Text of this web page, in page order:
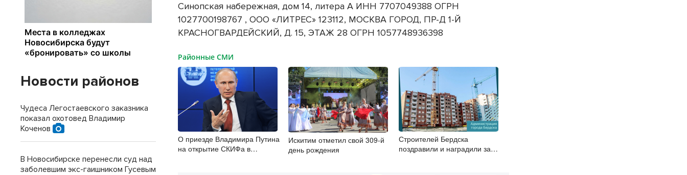
Синопская набережная, дом 14, литера А ИНН 7707049388 ОГРН
1027700198767 , ООО «ЛИТРЕС» 123112, МОСКВА ГОРОД, ПР-Д 1-Й
КРАСНОГВАРДЕЙСКИЙ, Д. 15, ЭТАЖ 28 ОГРН 1057748936398
Районные СМИ
О приезде Владимира Путина
на открытие СКИФа в
Искитим отметил свой 309-й
день рождения
Строителей Бердска
поздравили и наградили за
Новости районов
Чудеса Легостаевского заказника
показал охотовед Владимир
Коченов
В Новосибирске перенесли суд над
заболевшим экс-гаишником Гусевым